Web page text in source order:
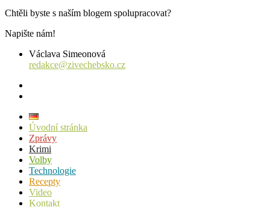
Chtěli byste s naším blogem spolupracovat?
Napište nám!
Václava Simeonová
redakce@zivechebsko.cz
Úvodní stránka
Zprávy
Krimi
Volby
Technologie
Recepty
Video
Kontakt